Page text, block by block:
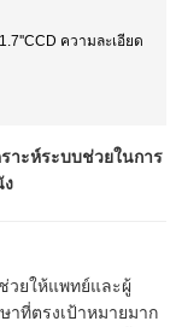
ความละเอียด
าะห์ระบบช่วยในการ
ง
วยให้แพทย์และผู้
ที่ตรงเป้าหมายมาก